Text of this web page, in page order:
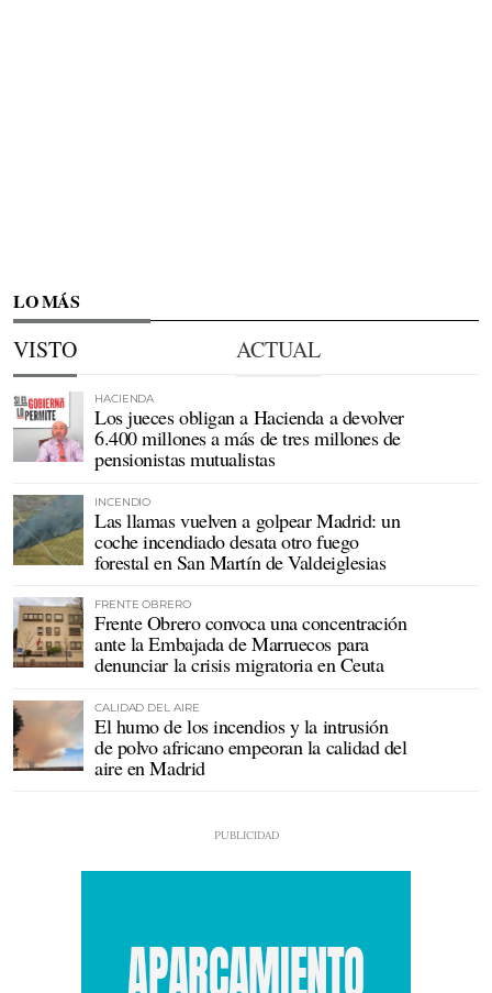
LO MÁS
VISTO ACTUAL
HACIENDA
Los jueces obligan a Hacienda a devolver
6.400 millones a más de tres millones de
pensionistas mutualistas
INCENDIO
Las llamas vuelven a golpear Madrid: un
coche incendiado desata otro fuego
forestal en San Martín de Valdeiglesias
FRENTE OBRERO
Frente Obrero convoca una concentración
ante la Embajada de Marruecos para
denunciar la crisis migratoria en Ceuta
CALIDAD DEL AIRE
El humo de los incendios y la intrusión
de polvo africano empeoran la calidad del
aire en Madrid